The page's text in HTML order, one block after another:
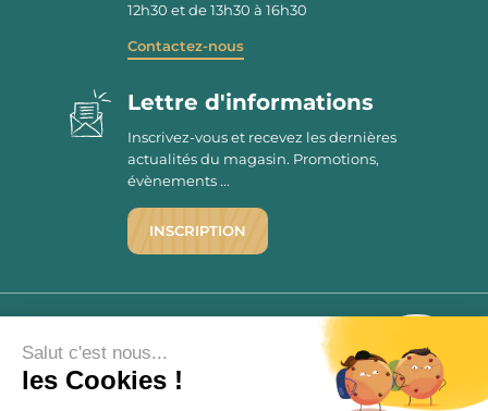
12h30 et de 13h30 à 16h30
Contactez-nous
2780 AVIS
9.7/10
Lettre d'informations
Inscrivez-vous et recevez les dernières
actualités du magasin. Promotions,
évènements ...
INSCRIPTION
©1976 - 2026 - Maison Victor
Qui sommes-nous ?
Mentions légales
Salut c'est nous...
les Cookies !